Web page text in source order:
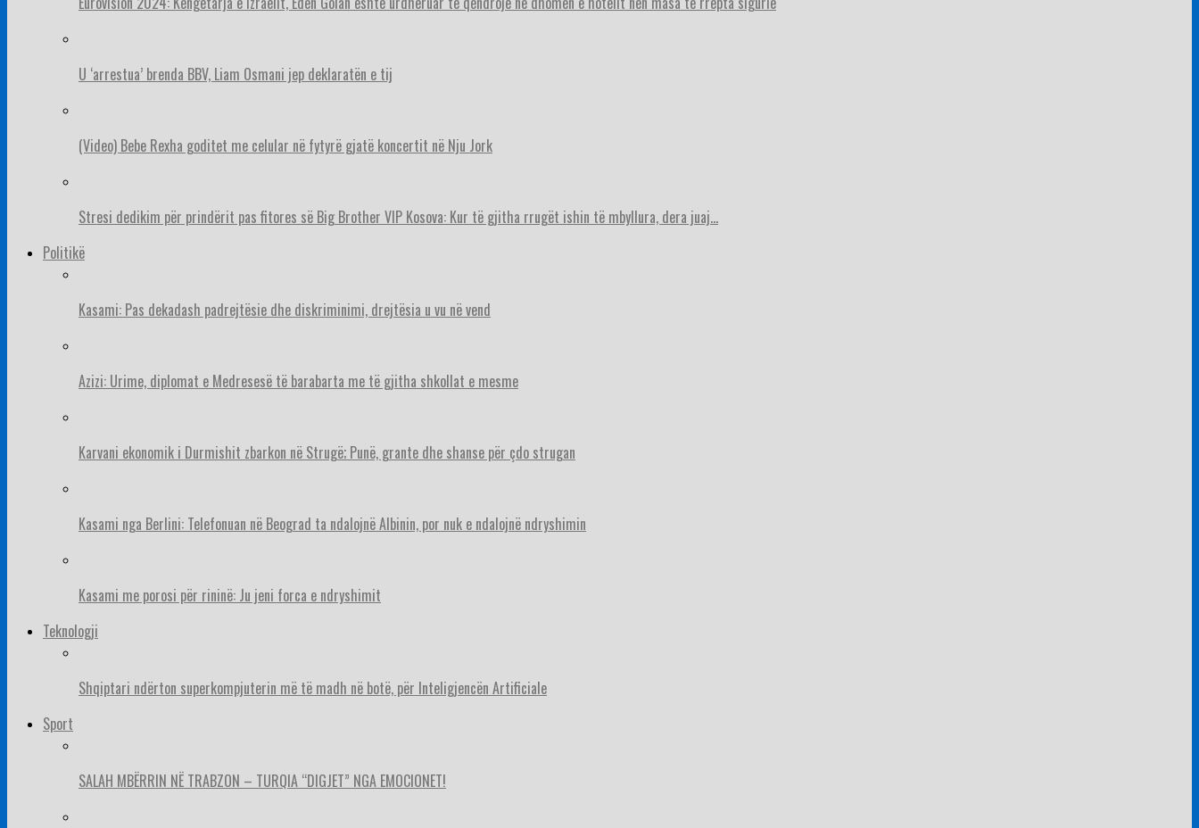
U ‘arrestua’ brenda BBV, Liam Osmani jep deklaratën e tij
(Video) Bebe Rexha goditet me celular në fytyrë gjatë koncertit në Nju Jork
Stresi dedikim për prindërit pas fitores së Big Brother VIP Kosova: Kur të gjitha rrugët ishin të mbyllura, dera juaj…
Politikë
Kasami: Pas dekadash padrejtësie dhe diskriminimi, drejtësia u vu në vend
Azizi: Urime, diplomat e Medresesë të barabarta me të gjitha shkollat e mesme
Karvani ekonomik i Durmishit zbarkon në Strugë; Punë, grante dhe shanse për çdo strugan
Kasami nga Berlini: Telefonuan në Beograd ta ndalojnë Albinin, por nuk e ndalojnë ndryshimin
Kasami me porosi për rininë: Ju jeni forca e ndryshimit
Teknologji
Shqiptari ndërton superkompjuterin më të madh në botë, për Inteligjencën Artificiale
Sport
SALAH MBËRRIN NË TRABZON – TURQIA “DIGJET” NGA EMOCIONET!